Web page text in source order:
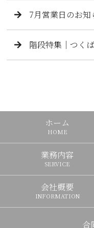
7月営業日のお
階段特集｜つく
ホーム
HOME
業務内容
SERVICE
会社概要
INFORMATION
合